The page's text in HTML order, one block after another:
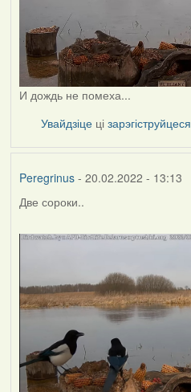
И дождь не помеха...
Увайдзіце цізарэгіструйцеся
Peregrinus- 20.02.2022 - 13:13
Две сороки..